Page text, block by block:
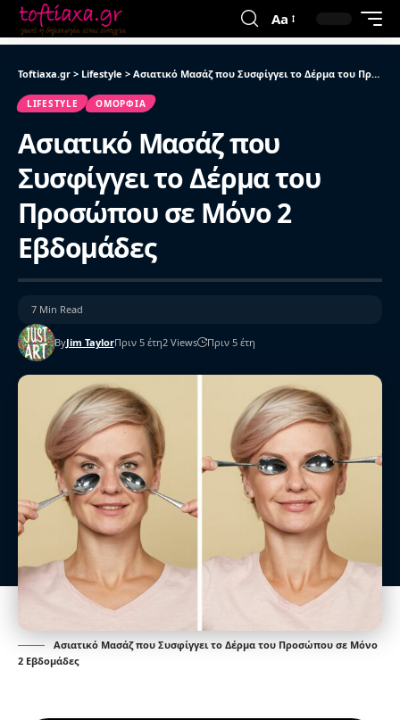
Aa
Toftiaxa.gr > Lifestyle > Ασιατικό Μασάζ που Συσφίγγει το Δέρμα του Προσώπου σε Μόνο 2 Εβδομάδες
LIFESTYLE ΟΜΟΡΦΙΆ
Ασιατικό Μασάζ που
Συσφίγγει το Δέρμα του
Προσώπου σε Μόνο 2
Εβδομάδες
ByJim TaylorΠριν 5 έτη2 Views Πριν 5 έτη
7 Min Read
Ασιατικό Μασάζ που Συσφίγγει το Δέρμα του Προσώπου σε Μόνο
2 Εβδομάδες